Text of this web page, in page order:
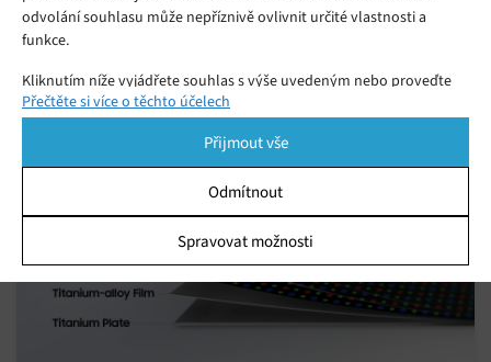
odvolání souhlasu může nepříznivě ovlivnit určité vlastnosti a
funkce.
Kliknutím níže vyjádřete souhlas s výše uvedeným nebo proveďte
podrobnější rozhodnutí. Vaše volby budou použity pouze na tomto
pomocí přepínačů v Zásadách cookies nebo kliknutím na tlačítko
Spravovat souhlas ve spodní části obrazovky.
Ukládání a/nebo přístup k informacím v zařízení, Porozumění
publiku prostřednictvím statistik nebo kombinací údajů z
různých zdrojů.
Přečtěte si více o těchto účelech
Přijmout vše
Odmítnout
Spravovat možnosti
Mohlo by se vám líbit